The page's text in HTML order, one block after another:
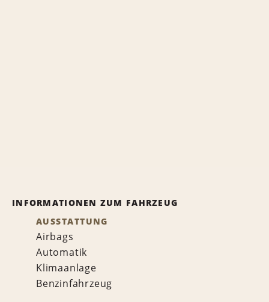
INFORMATIONEN ZUM FAHRZEUG
AUSSTATTUNG
Airbags
Automatik
Klimaanlage
Benzinfahrzeug